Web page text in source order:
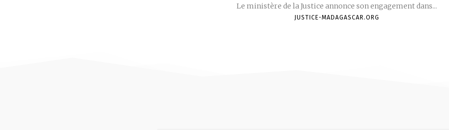
Le ministère de la Justice annonce son engagement dans...
JUSTICE-MADAGASCAR.ORG